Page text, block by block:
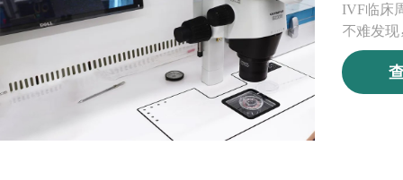
IVF临床
不难发